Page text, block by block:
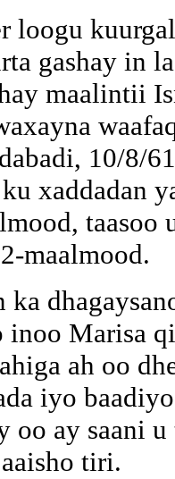
loogu
gashay in
maalintii
10/8/
xaddadan
taasoo
maalmood.
ka
Marisa
ah oo
iyo
oo ay saani
tiri.